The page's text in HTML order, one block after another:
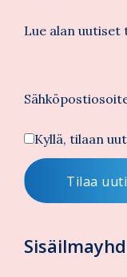
Lue alan uutiset
Kyllä, tilaan